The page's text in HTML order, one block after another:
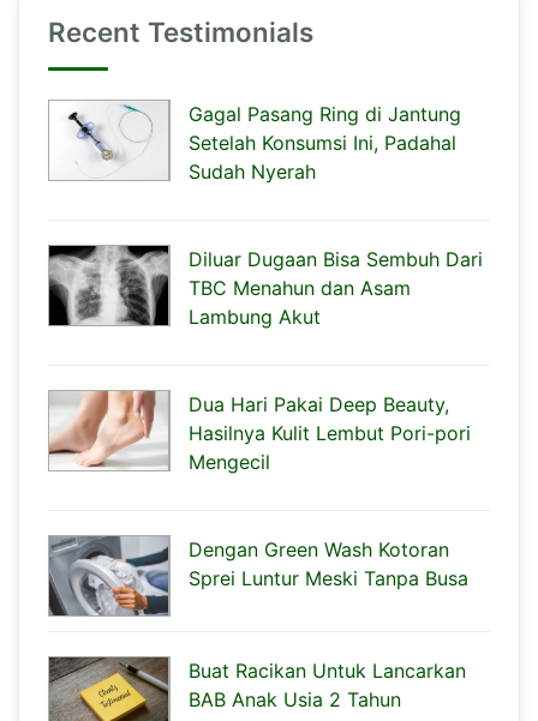
Recent Testimonials
Gagal Pasang Ring di Jantung
Setelah Konsumsi Ini, Padahal
Sudah Nyerah
Diluar Dugaan Bisa Sembuh Dari
TBC Menahun dan Asam
Lambung Akut
Dua Hari Pakai Deep Beauty,
Hasilnya Kulit Lembut Pori-pori
Mengecil
Dengan Green Wash Kotoran
Sprei Luntur Meski Tanpa Busa
Buat Racikan Untuk Lancarkan
BAB Anak Usia 2 Tahun